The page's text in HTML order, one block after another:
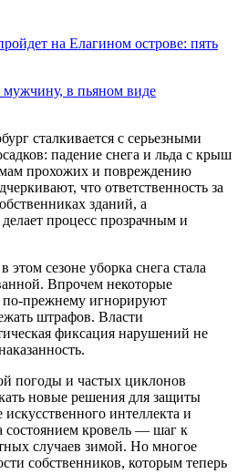
на Елагином острове: пять
мужчину, в пьяном виде
сталкивается с серьезными
падение снега и льда с крыш
прохожих и повреждению
что ответственность за
зданий, а
процесс прозрачным и
этом сезоне уборка снега стала
Впрочем некоторые
прежнему игнорируют
штрафов. Власти
фиксация нарушений не
погоды и частых циклонов
новые решения для защиты
интеллекта и
состоянием кровель — шаг к
случаев зимой. Но многое
собственников, которым теперь